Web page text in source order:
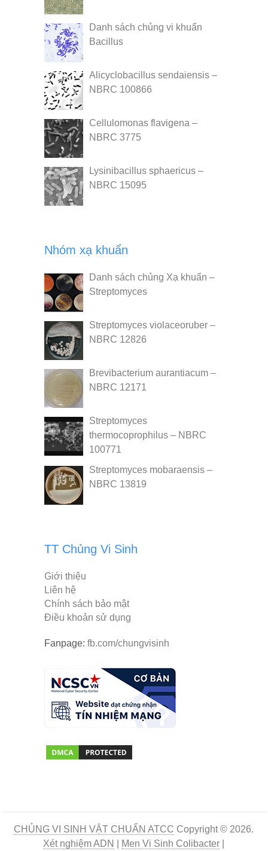
Danh sách chủng vi khuẩn
Bacillus
Alicyclobacillus sendaiensis –
NBRC 100866
Cellulomonas flavigena –
NBRC 3775
Lysinibacillus sphaericus –
NBRC 15095
Nhóm xạ khuẩn
Danh sách chủng Xạ khuẩn –
Streptomyces
Streptomyces violaceoruber –
NBRC 12826
Brevibacterium aurantiacum –
NBRC 12171
Streptomyces
thermocoprophilus – NBRC
100771
Streptomyces mobaraensis –
NBRC 13819
TT Chủng Vi Sinh
Giới thiệu
Liên hệ
Chính sách bảo mật
Điều khoản sử dụng
Fanpage: fb.com/chungvisinh
CHỦNG VI SINH VẬT CHUẨN ATCC Copyright © 2026.
Xét nghiệm ADN
Men Vi Sinh Colibacter